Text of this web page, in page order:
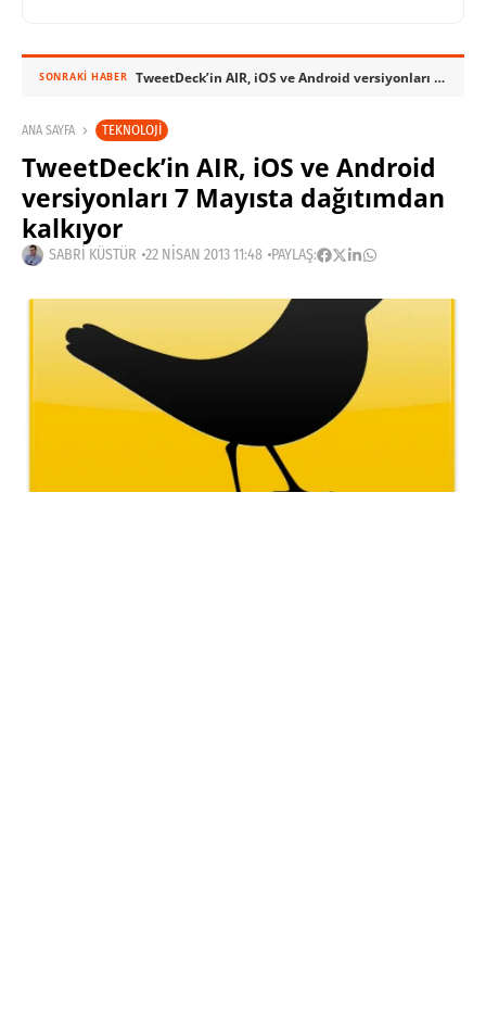
SONRAKI HABER TweetDeck’in AIR, iOS ve Android versiyonları 7 Mayısta dağıtımdan kalkıyor
ANA SAYFA TEKNOLOJI
TweetDeck’in AIR, iOS ve Android
versiyonları 7 Mayısta dağıtımdan
kalkıyor
SABRI KÜSTÜR 22 NISAN 2013 11:48 PAYLAŞ: